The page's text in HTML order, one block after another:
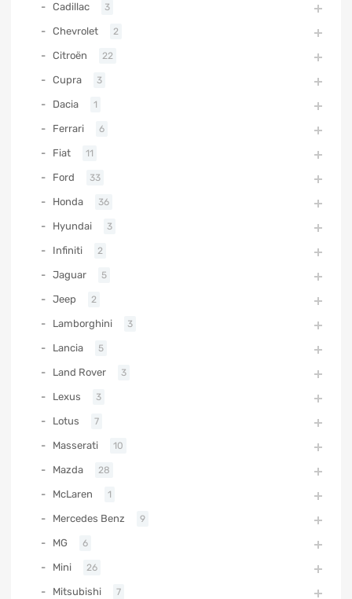
Cadillac 3
Chevrolet 2
Citroën 22
Cupra 3
Dacia 1
Ferrari 6
Fiat 11
Ford 33
Honda 36
Hyundai 3
Infiniti 2
Jaguar 5
Jeep 2
Lamborghini 3
Lancia 5
Land Rover 3
Lexus 3
Lotus 7
Masserati 10
Mazda 28
McLaren 1
Mercedes Benz 9
MG 6
Mini 26
Mitsubishi 7